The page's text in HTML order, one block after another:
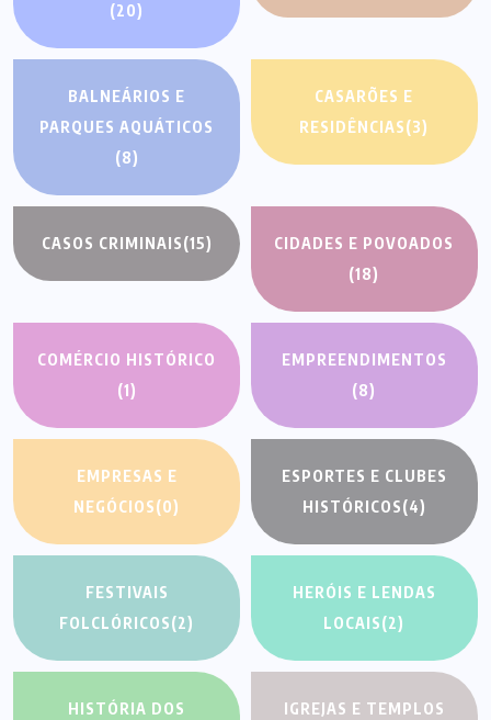
(20)
BALNEÁRIOS E
PARQUES AQUÁTICOS
(8)
CASARÕES E
RESIDÊNCIAS(3)
CASOS CRIMINAIS(15)
CIDADES E POVOADOS
(18)
COMÉRCIO HISTÓRICO
(1)
EMPREENDIMENTOS
(8)
EMPRESAS E
NEGÓCIOS(0)
ESPORTES E CLUBES
HISTÓRICOS(4)
FESTIVAIS
FOLCLÓRICOS(2)
HERÓIS E LENDAS
LOCAIS(2)
HISTÓRIA DOS
IGREJAS E TEMPLOS